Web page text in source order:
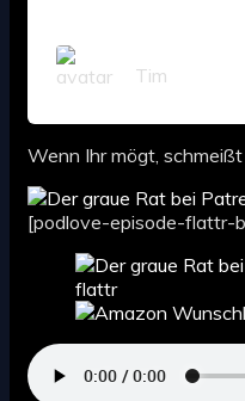
Tim
Wenn Ihr mögt,
[podlove-episode-flattr-
flattr